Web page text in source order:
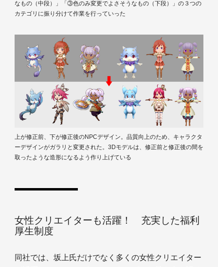
なもの（中段）」「③色のみ変更でよさそうなもの（下段）」の３つの
カテゴリに振り分けて作業を行っていった
上が修正前、下が修正後のNPCデザイン。品質向上のため、キャラクタ
ーデザインがガラリと変更された。3Dモデルは、修正前と修正後の間を
取ったような造形になるよう作り上げている
女性クリエイターも活躍！ 充実した福利
厚生制度
同社では、坂上氏だけでなく多くの女性クリエイター